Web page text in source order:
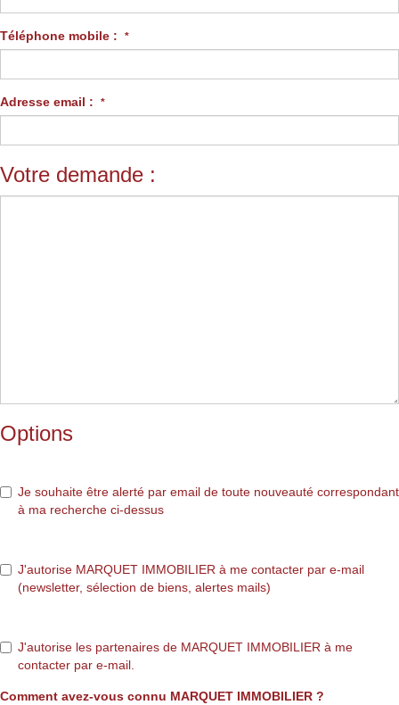
Téléphone mobile : *
Adresse email : *
Votre demande :
Options
Je souhaite être alerté par email de toute nouveauté correspondant
à ma recherche ci-dessus
J'autorise MARQUET IMMOBILIER à me contacter par e-mail
(newsletter, sélection de biens, alertes mails)
J'autorise les partenaires de MARQUET IMMOBILIER à me
contacter par e-mail.
Comment avez-vous connu MARQUET IMMOBILIER ?